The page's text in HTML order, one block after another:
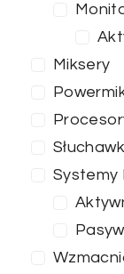
Miksery
Systemy